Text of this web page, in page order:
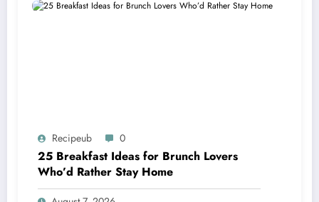
Recipeub 0
25 Breakfast Ideas for Brunch Lovers
Who’d Rather Stay Home